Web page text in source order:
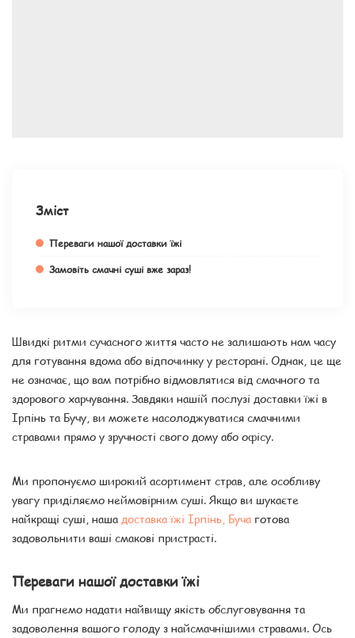
Зміст
Переваги нашої доставки їжі
Замовіть смачні суші вже зараз!
Швидкі ритми сучасного життя часто не залишають нам часу
для готування вдома або відпочинку у ресторані. Однак, це ще
не означає, що вам потрібно відмовлятися від смачного та
здорового харчування. Завдяки нашій послузі доставки їжі в
Ірпінь та Бучу, ви можете насолоджуватися смачними
стравами прямо у зручності свого дому або офісу.
Ми пропонуємо широкий асортимент страв, але особливу
увагу приділяємо неймовірним суші. Якщо ви шукаєте
найкращі суші, наша доставка їжі Ірпінь, Буча готова
задовольнити ваші смакові пристрасті.
Переваги нашої доставки їжі
Ми прагнемо надати найвищу якість обслуговування та
задоволення вашого голоду з найсмачнішими стравами. Ось